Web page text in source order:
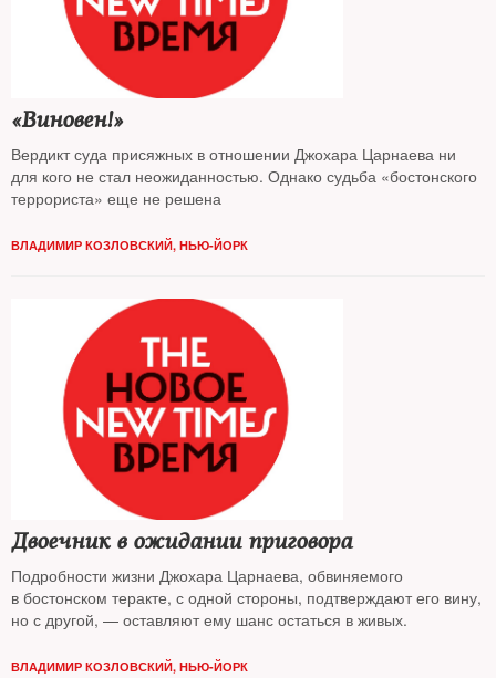
«Виновен!»
Вердикт суда присяжных в отношении Джохара Царнаева ни
для кого не стал неожиданностью. Однако судьба «бостонского
террориста» еще не решена
ВЛАДИМИР КОЗЛОВСКИЙ, НЬЮ-ЙОРК
Двоечник в ожидании приговора
Подробности жизни Джохара Царнаева, обвиняемого
в бостонском теракте, с одной стороны, подтверждают его вину,
но с другой, — оставляют ему шанс остаться в живых.
ВЛАДИМИР КОЗЛОВСКИЙ, НЬЮ-ЙОРК